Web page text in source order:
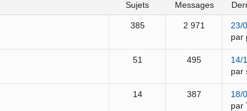
sujets messages
385 2 971
23/
par
51 495
14/
par
14 387
18/
par